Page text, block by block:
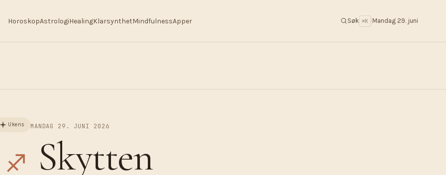
HoroskopAstrologiHealingKlarsynthetMindfulnessApper Søk ⌘K Mandag 29. juni
Ukens MANDAG 29. JUNI 2026
♐︎ Skytten